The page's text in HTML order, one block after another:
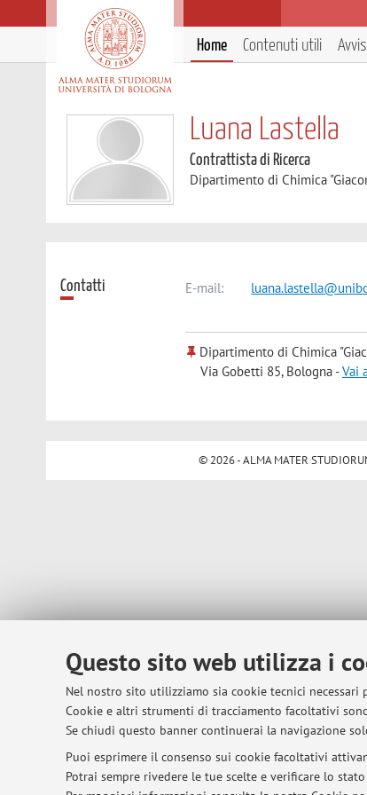
Questo sito web utilizza i
Nel nostro sito utilizziamo sia cookie tecnici
Cookie e altri strumenti di tracciamento facoltativi
Se chiudi questo banner continuerai la navigazione
Puoi esprimere il consenso sui cookie facoltativi
Potrai sempre rivedere le tue scelte e verificare lo
Home Contenuti utili
Luana Lastella
Contrattista di Ricerca
Dipartimento di Chimica
Contatti E-mail:
Dipartimento di Chimica
Via Gobetti 85, Bologna -Vai
© 2026 - ALMA MATER